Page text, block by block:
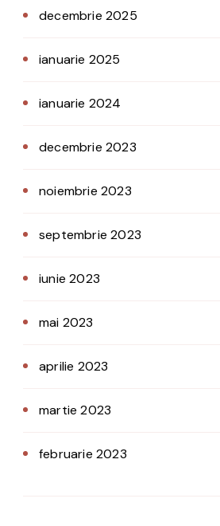
decembrie 2025
ianuarie 2025
ianuarie 2024
decembrie 2023
noiembrie 2023
septembrie 2023
iunie 2023
mai 2023
aprilie 2023
martie 2023
februarie 2023